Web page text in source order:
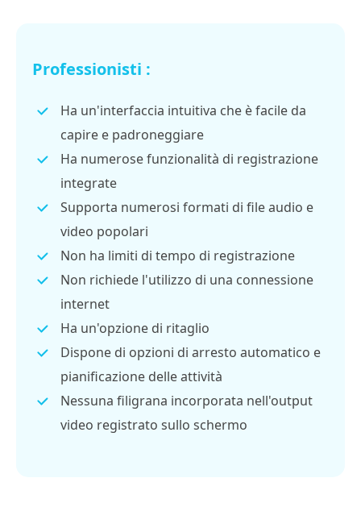
Professionisti :
Ha un'interfaccia intuitiva che è facile da
capire e padroneggiare
Ha numerose funzionalità di registrazione
integrate
Supporta numerosi formati di file audio e
video popolari
Non ha limiti di tempo di registrazione
Non richiede l'utilizzo di una connessione
internet
Ha un'opzione di ritaglio
Dispone di opzioni di arresto automatico e
pianificazione delle attività
Nessuna filigrana incorporata nell'output
video registrato sullo schermo